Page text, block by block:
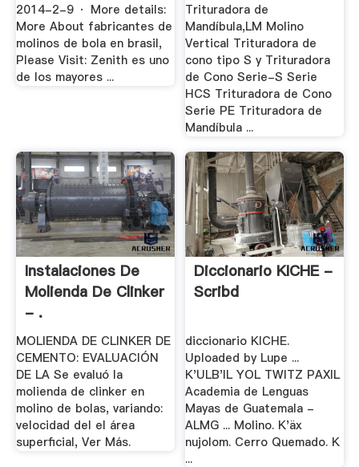
2014-2-9 · More details:
More About fabricantes de
molinos de bola en brasil,
Please Visit: Zenith es uno
de los mayores ...
Trituradora de
Mandíbula,LM Molino
Vertical Trituradora de
cono tipo S y Trituradora
de Cono Serie-S Serie
HCS Trituradora de Cono
Serie PE Trituradora de
Mandíbula ...
Instalaciones De
Molienda De Clinker
- .
MOLIENDA DE CLINKER DE
CEMENTO: EVALUACIÓN
DE LA Se evaluó la
molienda de clinker en
molino de bolas, variando:
velocidad del el área
superficial, Ver Más.
Diccionario KICHE -
Scribd
diccionario KICHE.
Uploaded by Lupe ...
K'ULB'IL YOL TWITZ PAXIL
Academia de Lenguas
Mayas de Guatemala -
ALMG ... Molino. K'äx
nujolom. Cerro Quemado. K
...